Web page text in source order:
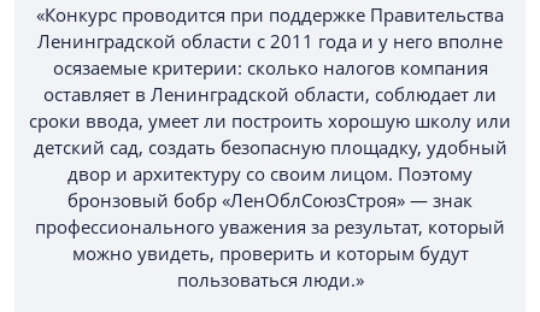
«Конкурс проводится при поддержке Правительства
Ленинградской области с 2011 года и у него вполне
осязаемые критерии: сколько налогов компания
оставляет в Ленинградской области, соблюдает ли
сроки ввода, умеет ли построить хорошую школу или
детский сад, создать безопасную площадку, удобный
двор и архитектуру со своим лицом. Поэтому
бронзовый бобр «ЛенОблСоюзСтроя» — знак
профессионального уважения за результат, который
можно увидеть, проверить и которым будут
пользоваться люди.»